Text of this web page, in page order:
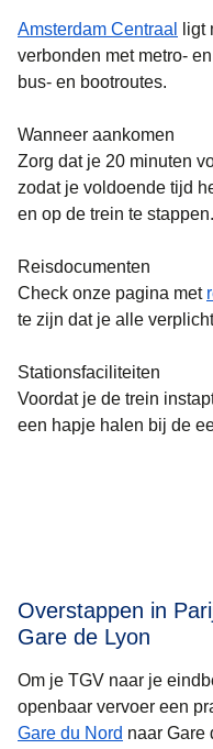
Amsterdam Centraal
ligt
verbonden met metro-
bus- en bootroutes.
Wanneer aankomen
Zorg dat je 20 minuten
zodat je voldoende tijd
en op de trein te stappen.
Reisdocumenten
Check onze pagina met
te zijn dat je alle
Stationsfaciliteiten
Voordat je de trein
een hapje halen bij de
Overstappen in
Gare de Lyon
Om je TGV naar je
openbaar vervoer een
Gare du Nord naar Gare